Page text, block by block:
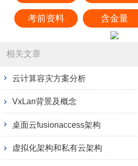
考前资料 含金量
相关文章
云计算容灾方案分析
VxLan背景及概念
桌面云fusionaccess架构
虚拟化架构和私有云架构